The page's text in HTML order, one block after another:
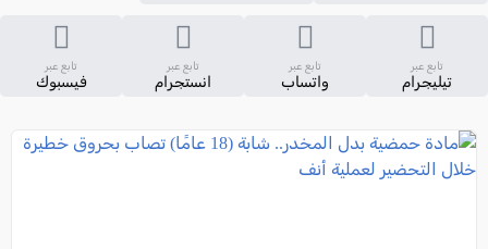
تابع عبر
تيليجرام
تابع عبر
واتساب
تابع عبر
انستجرام
تابع عبر
فيسبوك